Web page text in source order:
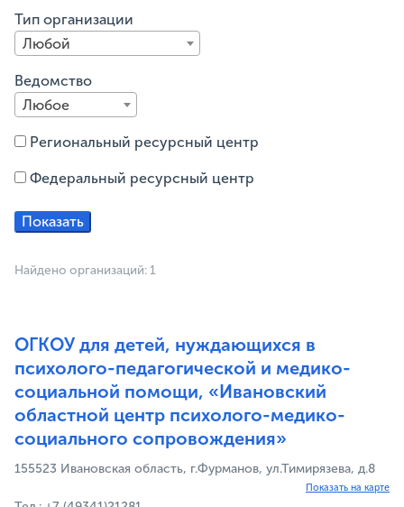
Тип организации
Любой
Ведомство
Любое
Региональный ресурсный центр
Федеральный ресурсный центр
Найдено организаций: 1
ОГКОУ для детей, нуждающихся в
психолого-педагогической и медико-
социальной помощи, «Ивановский
областной центр психолого-медико-
социального сопровождения»
155523 Ивановская область, г.Фурманов, ул.Тимирязева, д.8
Показать на карте